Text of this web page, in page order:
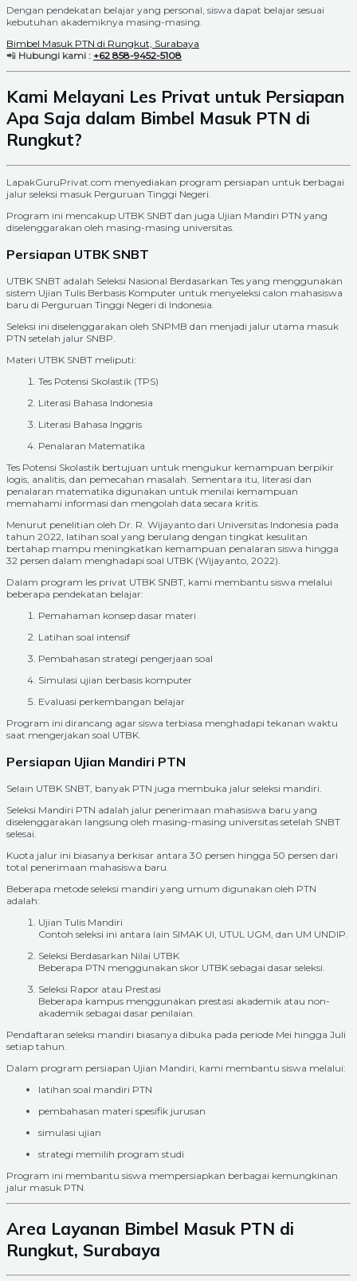
Dengan pendekatan belajar yang personal, siswa dapat belajar sesuai
kebutuhan akademiknya masing-masing.
Bimbel Masuk PTN di Rungkut, Surabaya
📲 Hubungi kami : +62 858-9452-5108
Kami Melayani Les Privat untuk Persiapan
Apa Saja dalam Bimbel Masuk PTN di
Rungkut?
LapakGuruPrivat.com menyediakan program persiapan untuk berbagai
jalur seleksi masuk Perguruan Tinggi Negeri.
Program ini mencakup UTBK SNBT dan juga Ujian Mandiri PTN yang
diselenggarakan oleh masing-masing universitas.
Persiapan UTBK SNBT
UTBK SNBT adalah Seleksi Nasional Berdasarkan Tes yang menggunakan
sistem Ujian Tulis Berbasis Komputer untuk menyeleksi calon mahasiswa
baru di Perguruan Tinggi Negeri di Indonesia.
Seleksi ini diselenggarakan oleh SNPMB dan menjadi jalur utama masuk
PTN setelah jalur SNBP.
Materi UTBK SNBT meliputi:
Tes Potensi Skolastik (TPS)
Literasi Bahasa Indonesia
Literasi Bahasa Inggris
Penalaran Matematika
Tes Potensi Skolastik bertujuan untuk mengukur kemampuan berpikir
logis, analitis, dan pemecahan masalah. Sementara itu, literasi dan
penalaran matematika digunakan untuk menilai kemampuan
memahami informasi dan mengolah data secara kritis.
Menurut penelitian oleh Dr. R. Wijayanto dari Universitas Indonesia pada
tahun 2022, latihan soal yang berulang dengan tingkat kesulitan
bertahap mampu meningkatkan kemampuan penalaran siswa hingga
32 persen dalam menghadapi soal UTBK (Wijayanto, 2022).
Dalam program les privat UTBK SNBT, kami membantu siswa melalui
beberapa pendekatan belajar:
Pemahaman konsep dasar materi
Latihan soal intensif
Pembahasan strategi pengerjaan soal
Simulasi ujian berbasis komputer
Evaluasi perkembangan belajar
Program ini dirancang agar siswa terbiasa menghadapi tekanan waktu
saat mengerjakan soal UTBK.
Persiapan Ujian Mandiri PTN
Selain UTBK SNBT, banyak PTN juga membuka jalur seleksi mandiri.
Seleksi Mandiri PTN adalah jalur penerimaan mahasiswa baru yang
diselenggarakan langsung oleh masing-masing universitas setelah SNBT
selesai.
Kuota jalur ini biasanya berkisar antara 30 persen hingga 50 persen dari
total penerimaan mahasiswa baru.
Beberapa metode seleksi mandiri yang umum digunakan oleh PTN
adalah:
Ujian Tulis Mandiri
Contoh seleksi ini antara lain SIMAK UI, UTUL UGM, dan UM UNDIP.
Seleksi Berdasarkan Nilai UTBK
Beberapa PTN menggunakan skor UTBK sebagai dasar seleksi.
Seleksi Rapor atau Prestasi
Beberapa kampus menggunakan prestasi akademik atau non-
akademik sebagai dasar penilaian.
Pendaftaran seleksi mandiri biasanya dibuka pada periode Mei hingga Juli
setiap tahun.
Dalam program persiapan Ujian Mandiri, kami membantu siswa melalui:
latihan soal mandiri PTN
pembahasan materi spesifik jurusan
simulasi ujian
strategi memilih program studi
Program ini membantu siswa mempersiapkan berbagai kemungkinan
jalur masuk PTN.
Area Layanan Bimbel Masuk PTN di
Rungkut, Surabaya